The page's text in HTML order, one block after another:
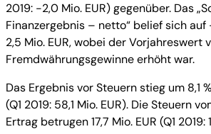
2019: -2,0 Mio. EUR) gegenüber. Das
Finanzergebnis – netto“ belief sich auf
2,5 Mio. EUR, wobei der Vorjahreswert
Fremdwährungsgewinne erhöht war.
Das Ergebnis vor Steuern stieg um 8,1
(Q1 2019: 58,1 Mio. EUR). Die Steuern
Ertrag betrugen 17,7 Mio. EUR (Q1 2019: